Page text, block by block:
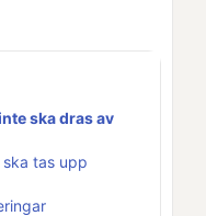
ska dras av
tas upp